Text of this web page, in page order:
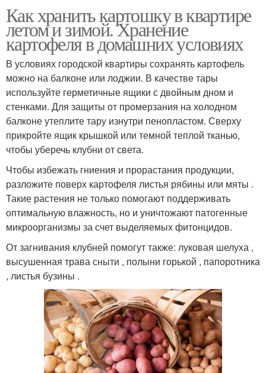
Как хранить картошку в квартире
летом и зимой. Хранение
картофеля в домашних условиях
В условиях городской квартиры сохранять картофель
можно на балконе или лоджии. В качестве тары
используйте герметичные ящики с двойным дном и
стенками. Для защиты от промерзания на холодном
балконе утеплите тару изнутри пенопластом. Сверху
прикройте ящик крышкой или темной теплой тканью,
чтобы уберечь клубни от света.
Чтобы избежать гниения и прорастания продукции,
разложите поверх картофеля листья рябины или мяты .
Такие растения не только помогают поддерживать
оптимальную влажность, но и уничтожают патогенные
микроорганизмы за счет выделяемых фитонцидов.
От загнивания клубней помогут также: луковая шелуха ,
высушенная трава сныти , полыни горькой , папоротника
, листья бузины .